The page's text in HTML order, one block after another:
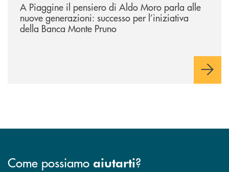
A Piaggine il pensiero di Aldo Moro parla alle
nuove generazioni: successo per l’iniziativa
della Banca Monte Pruno
Come possiamo aiutarti?